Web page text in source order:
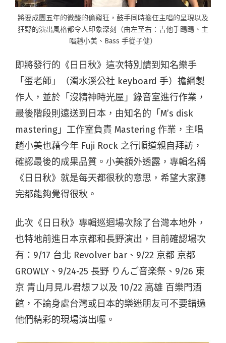
將要成團五年的微酸的偷窺狂，鼓手同時擔任主唱的呈現以及
狂野的演出風格都令人印象深刻（由左至右：吉他手踢踢、主
唱趙小美、Bass 手從子健）
即將發行的《日日秋》這次特別請到知名樂手
「蛋老師」（濁水溪公社 keyboard 手）擔綱製
作人，並於「沒精神時光屋」錄音室進行作業，
最後階段則遠送到日本，由知名的「M’s disk
mastering」工作室負責 Mastering 作業，主唱
趙小美也藉今年 Fuji Rock 之行順道親自拜訪，
確認最後的成果品質。小美額外透露，專輯名稱
《日日秋》就是每天都很秋的意思，希望大家聽
完都能夠覺得很秋。
此次《日日秋》專輯巡迴場次除了台灣本地外，
也特地前進日本京都和長野演出，目前確認場次
有：9/17 台北 Revolver bar、9/22 京都 京都
GROWLY、 9/24-25 長野 りんご音楽祭、9/26 東
京 青山月見ル君想フ以及 10/22 高雄 百樂門酒
館，不論身處台灣或日本的樂迷朋友可不要錯過
他們精彩的現場演出囉。